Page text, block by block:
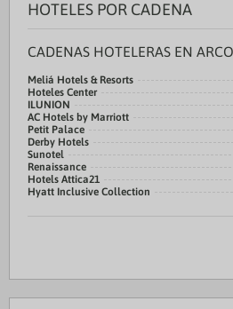
HOTELES POR CADENA
CADENAS HOTELERAS EN
Meliá Hotels & Resorts
Hoteles Center
ILUNION
AC Hotels by Marriott
Petit Palace
Derby Hotels
Sunotel
Renaissance
Hotels Attica21
Hyatt Inclusive Collection